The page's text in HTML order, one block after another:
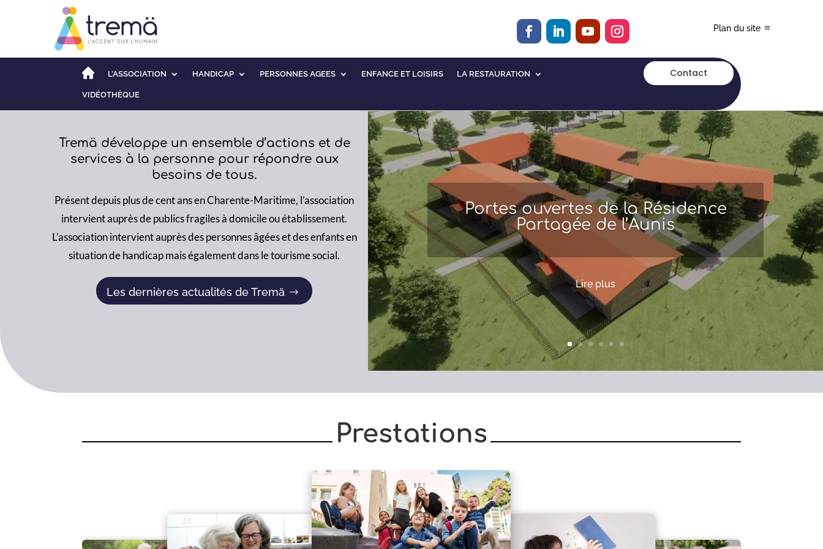
Plan du site
L’ASSOCIATION HANDICAP PERSONNES AGEES ENFANCE ET LOISIRS LA RESTAURATION
VIDÉOTHÈQUE
Contact
Tremä développe un ensemble d’actions et de
services à la personne pour répondre aux
besoins de tous.
Présent depuis plus de cent ans en Charente-Maritime, l’association
intervient auprès de publics fragiles à domicile ou établissement.
L’association intervient auprès des personnes âgées et des enfants en
situation de handicap mais également dans le tourisme social.
Les dernières actualités de Tremä
Portes ouvertes de la Résidence
Partagée de l’Aunis
Lire plus
Prestations